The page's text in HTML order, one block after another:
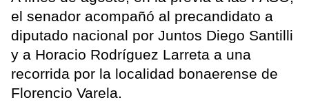
el senador acompañó al precandidato a
diputado nacional por Juntos Diego Santilli
y a Horacio Rodríguez Larreta a una
recorrida por la localidad bonaerense de
Florencio Varela.